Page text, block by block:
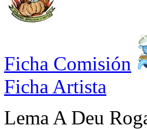
Ficha Comisión
Ficha Artista
Lema A Deu